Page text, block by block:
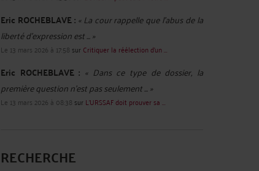
Eric ROCHEBLAVE : « La cour rappelle que l'abus de la
liberté d'expression est ... »
Le 13 mars 2026 à 17:58 sur Critiquer la réélection d’un ...
Eric ROCHEBLAVE : « Dans ce type de dossier, la
première question n’est pas seulement ... »
Le 13 mars 2026 à 08:38 sur L’URSSAF doit prouver sa ...
RECHERCHE